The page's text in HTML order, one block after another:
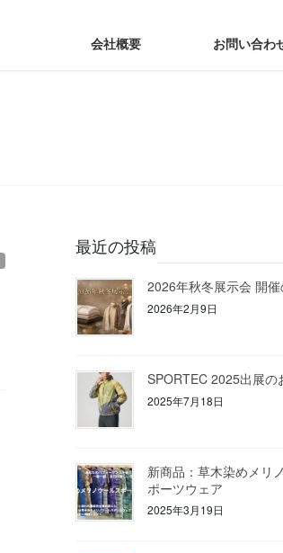
会社概要 お問い合わ
最近の投稿
2026年秋冬展示会 開
2026年2月9日
SPORTEC 2025出展の
2025年7月18日
新商品：草木染めメリ
ポーツウェア
2025年3月19日